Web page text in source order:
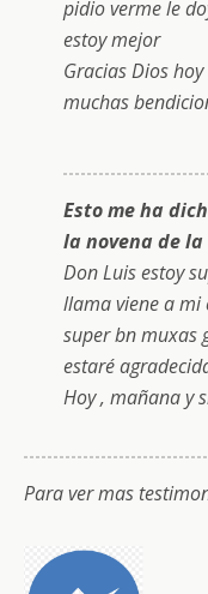
pidio verme le
estoy mejor
Gracias Dios
muchas
Esto me ha
la novena de
Don Luis estoy
llama viene a mi
super bn muxas
estaré
Hoy , mañana y
Para ver mas